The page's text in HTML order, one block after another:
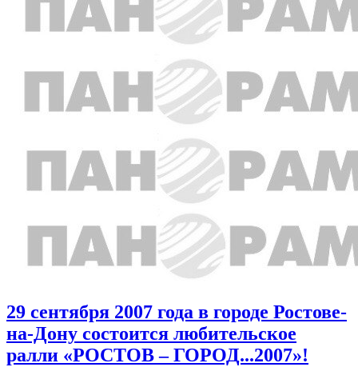
29 сентября 2007 года в городе Ростове-
на-Дону состоится любительское
ралли «РОСТОВ – ГОРОД...2007»!